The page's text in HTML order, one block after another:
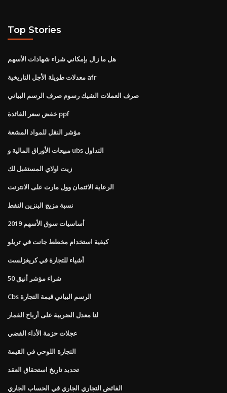
Top Stories
هل ما زال بإمكاني شراء شهادات الأسهم
معدلات طويلة الأجل التاريخية afr
صرف العملات الشيك رسوم صرف الرسم البياني
خفض سعر الفائدة ppf
مؤشر النقل للمواد المشعة
مبيعات الأوراق المالية و ubs التداول
زيت اولاي المستقبل لك
الرعاية الائتمان وول مارت على الانترنت
نسبة مزيج البنزين النفط
أساسيات سوق الأسهم 2019
كيفية استخدام مخطط جانت في تريلو
أشياء للتجارة في كريغزلست
شراء مؤشر أنيق 50
Cbs الرسم البياني قيمة التجارة
لنا معدل الضريبة على أرباح القمار
عجلات حزمة الأداء الفضي
التجارة اللوحي في القيمة
تحديد تاريخ استحقاق العقد
الفائض التجاري الجاري في الحساب الجاري